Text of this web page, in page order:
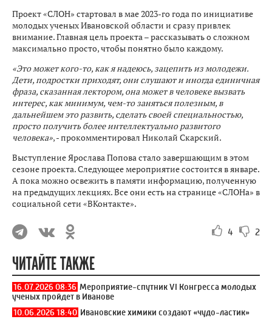
Проект «СЛОН» стартовал в мае 2023-го года по инициативе
молодых ученых Ивановской области и сразу привлек
внимание. Главная цель проекта – рассказывать о сложном
максимально просто, чтобы понятно было каждому.
«Это может кого-то, как я надеюсь, зацепить из молодежи.
Дети, подростки приходят, они слушают и иногда единичная
фраза, сказанная лектором, она может в человеке вызвать
интерес, как минимум, чем-то заняться полезным, в
дальнейшем это развить, сделать своей специальностью,
просто получить более интеллектуально развитого
человека», - прокомментировал Николай Скарский.
Выступление Ярослава Попова стало завершающим в этом
сезоне проекта. Следующее мероприятие состоится в январе.
А пока можно освежить в памяти информацию, полученную
на предыдущих лекциях. Все они есть на странице «СЛОНа» в
социальной сети «ВКонтакте».
4 2
ЧИТАЙТЕ ТАКЖЕ
16.07.2026 08:36 Мероприятие-спутник VI Конгресса молодых
ученых пройдет в Иванове
10.06.2026 18:40 Ивановские химики создают «чудо-ластик»